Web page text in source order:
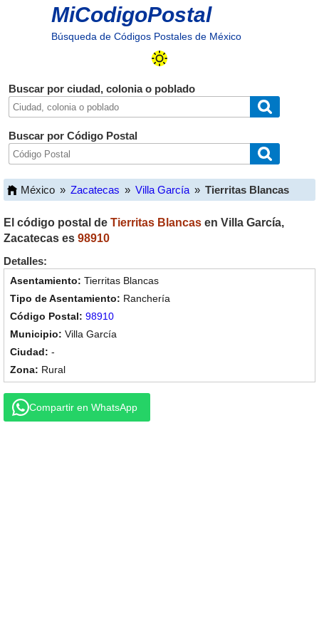
MiCodigoPostal
Búsqueda de Códigos Postales de México
Buscar por ciudad, colonia o poblado
Buscar por Código Postal
México » Zacatecas » Villa García » Tierritas Blancas
El código postal de Tierritas Blancas en Villa García,
Zacatecas es 98910
Detalles:
Tierritas Blancas
Ranchería
98910
Villa García
-
Rural
Compartir en WhatsApp